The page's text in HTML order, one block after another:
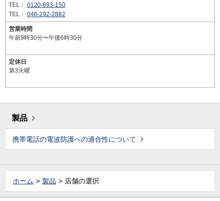
TEL： 0120-693-150
TEL： 046-292-2882
営業時間
午前9時30分〜午後6時30分
定休日
第3火曜
製品
携帯電話の電波防護への適合性について
ホーム 製品 店舗の選択